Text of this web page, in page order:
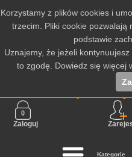
Nie jesteś
Zaloguj
Kategorie
Korzystamy z plików cookies i
trzecim. Pliki cookie pozwalają
podstawie
Uznajemy, że jeżeli
to zgodę. Dowiedz się więcej